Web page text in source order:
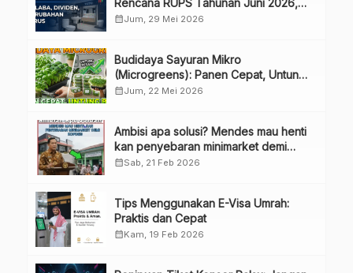
Rencana RUPS Tahunan Juni 2026,
Bahas Penggunaan Laba Hingga
calendar_monthJum, 29 Mei 2026
Budidaya Sayuran Mikro
(Microgreens): Panen Cepat, Untung
Besar
calendar_monthJum, 22 Mei 2026
Ambisi apa solusi? Mendes mau henti
kan penyebaran minimarket demi
kopdes.
calendar_monthSab, 21 Feb 2026
Tips Menggunakan E-Visa Umrah:
Praktis dan Cepat
calendar_monthKam, 19 Feb 2026